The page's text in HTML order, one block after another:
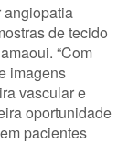
angiopatia
de tecido
“Com
imagens
vascular e
oportunidade
pacientes